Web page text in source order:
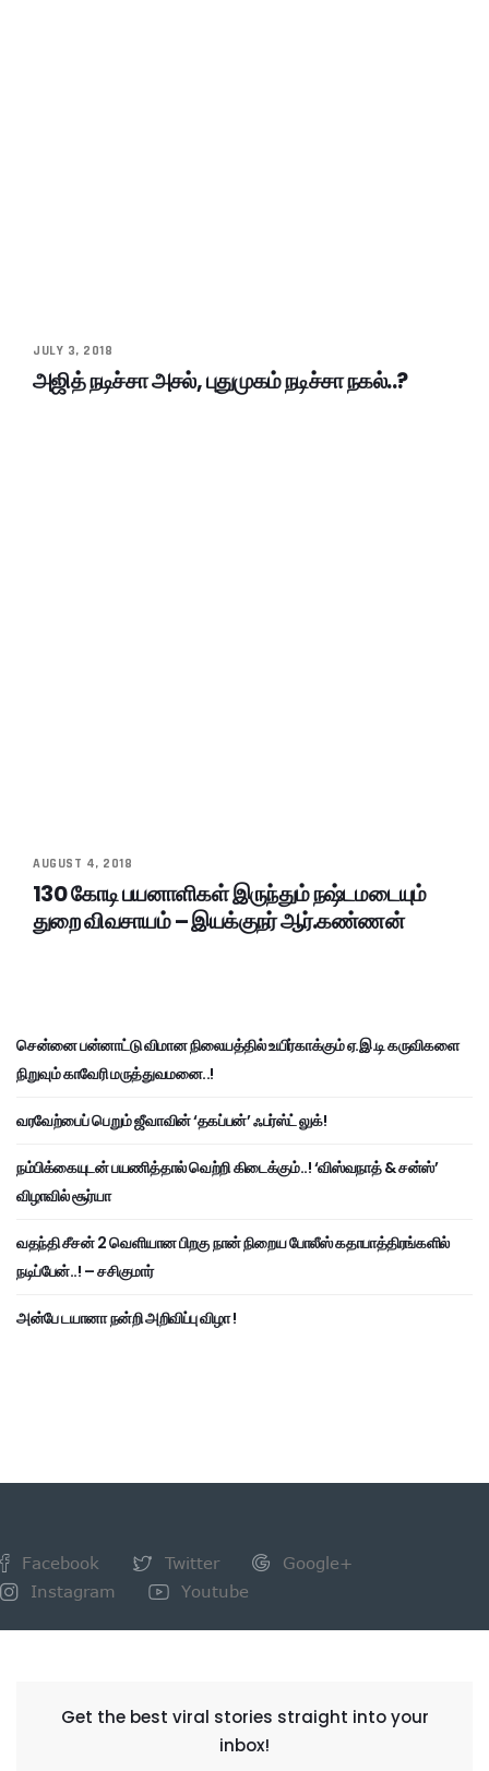
JULY 3, 2018
அஜித் நடிச்சா அசல், புதுமுகம் நடிச்சா நகல்..?
AUGUST 4, 2018
130 கோடி பயனாளிகள் இருந்தும் நஷ்டமடையும்
துறை விவசாயம் – இயக்குநர் ஆர்.கண்ணன்
சென்னை பன்னாட்டு விமான நிலையத்தில் உயிர்காக்கும் ஏ.இ.டி கருவிகளை
நிறுவும் காவேரி மருத்துவமனை..!
வரவேற்பைப் பெறும் ஜீவாவின் ‘தகப்பன்’ ஃபர்ஸ்ட் லுக்!
நம்பிக்கையுடன் பயணித்தால் வெற்றி கிடைக்கும்..! ‘விஸ்வநாத் & சன்ஸ்’
விழாவில் சூர்யா
வதந்தி சீசன் 2 வெளியான பிறகு நான் நிறைய போலீஸ் கதாபாத்திரங்களில்
நடிப்பேன்..! – சசிகுமார்
அன்பே டயானா நன்றி அறிவிப்பு விழா !
Facebook Twitter
Google+
Instagram
Youtube
Get the best viral stories straight into your
inbox!